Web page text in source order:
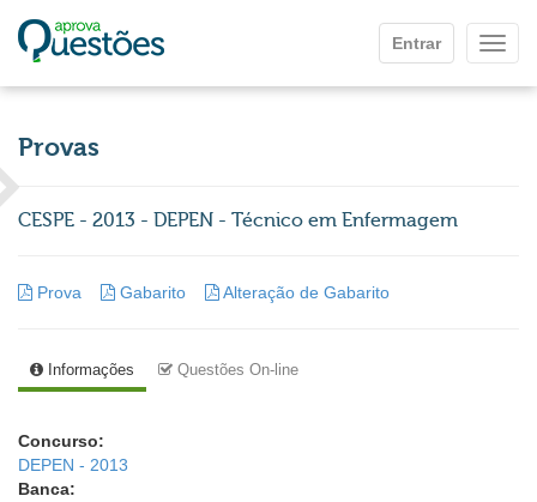
Entrar
Provas
CESPE - 2013 - DEPEN - Técnico em Enfermagem
Prova Gabarito Alteração de Gabarito
Informações Questões On-line
Concurso:
DEPEN - 2013
Banca: